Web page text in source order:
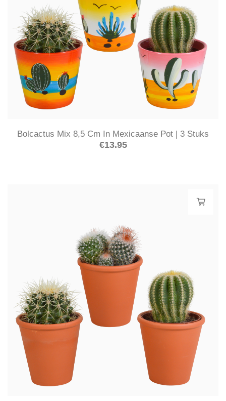
Bolcactus Mix 8,5 Cm In Mexicaanse Pot | 3 Stuks
€13.95